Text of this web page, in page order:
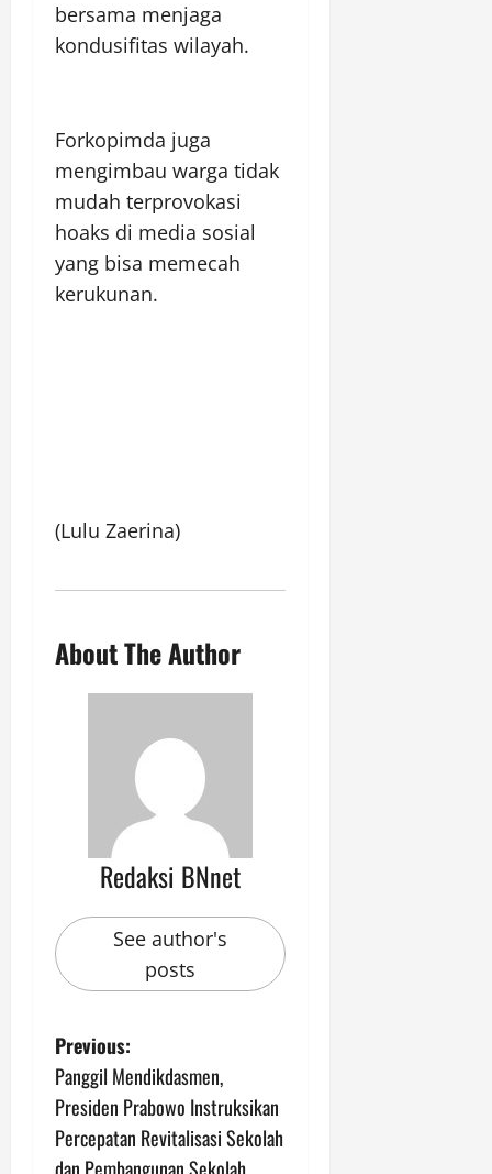
bersama menjaga
kondusifitas wilayah.
Forkopimda juga
mengimbau warga tidak
mudah terprovokasi
hoaks di media sosial
yang bisa memecah
kerukunan.
(Lulu Zaerina)
About The Author
Redaksi BNnet
See author's
posts
P
o
s
Previous:
Panggil Mendikdasmen,
Presiden Prabowo Instruksikan
Percepatan Revitalisasi Sekolah